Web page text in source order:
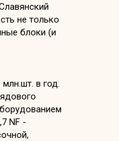
не только
блоки (и
в год.
NF -